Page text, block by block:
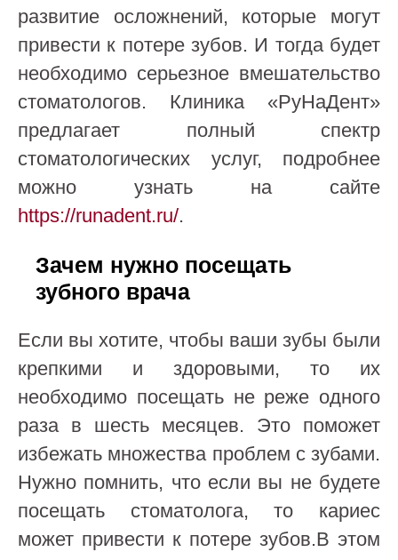
развитие осложнений, которые могут
привести к потере зубов. И тогда будет
необходимо серьезное вмешательство
стоматологов. Клиника «РуНаДент»
предлагает полный спектр
стоматологических услуг, подробнее
можно узнать на сайте
https://runadent.ru/.
Зачем нужно посещать
зубного врача
Если вы хотите, чтобы ваши зубы были
крепкими и здоровыми, то их
необходимо посещать не реже одного
раза в шесть месяцев. Это поможет
избежать множества проблем с зубами.
Нужно помнить, что если вы не будете
посещать стоматолога, то кариес
может привести к потере зубов.В этом